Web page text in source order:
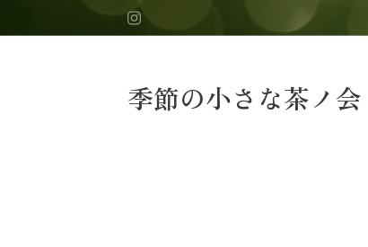
季節の小さな茶ノ会